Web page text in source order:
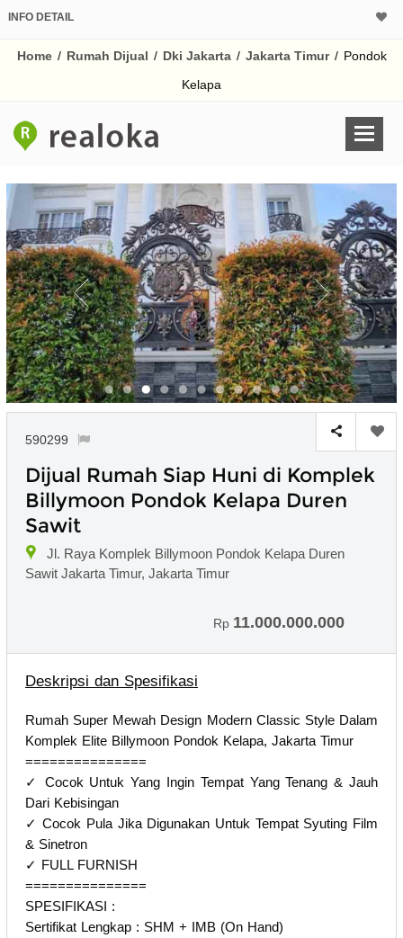
INFO DETAIL
Home / Rumah Dijual / Dki Jakarta / Jakarta Timur / Pondok
Kelapa
590299
Dijual Rumah Siap Huni di Komplek
Billymoon Pondok Kelapa Duren
Sawit
Jl. Raya Komplek Billymoon Pondok Kelapa Duren
Sawit Jakarta Timur, Jakarta Timur
Rp 11.000.000.000
Deskripsi dan Spesifikasi
Rumah Super Mewah Design Modern Classic Style Dalam
Komplek Elite Billymoon Pondok Kelapa, Jakarta Timur
===============
✓ Cocok Untuk Yang Ingin Tempat Yang Tenang & Jauh
Dari Kebisingan
✓ Cocok Pula Jika Digunakan Untuk Tempat Syuting Film
& Sinetron
✓ FULL FURNISH
===============
SPESIFIKASI :
Sertifikat Lengkap : SHM + IMB (On Hand)
Harga Rp
% /th
Untuk hasil simulasi
pada kotak-
Simpan